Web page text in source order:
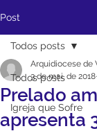
Post
Todos posts
Igreja que Sofre
Todos posts
Prelado
apresenta
Arquidiocese de
3 de mai. de 2018